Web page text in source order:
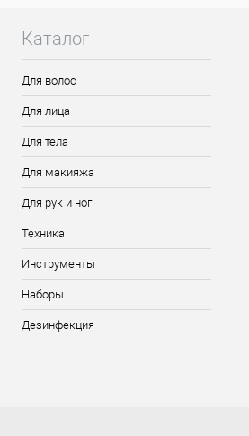
Каталог
Для волос
Для лица
Для тела
Для макияжа
Для рук и ног
Техника
Инструменты
Наборы
Дезинфекция